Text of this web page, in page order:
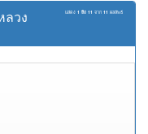
แสดง 1 ถึง 11 จาก 11 ผลลัพธ์
วง